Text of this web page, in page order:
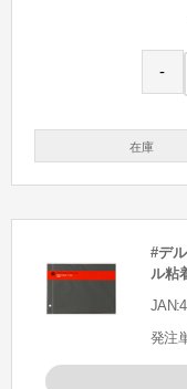
-
在庫
#デ
ル粘
発注